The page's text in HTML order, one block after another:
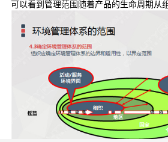
可以看到管理范围随着产品的生命周期从